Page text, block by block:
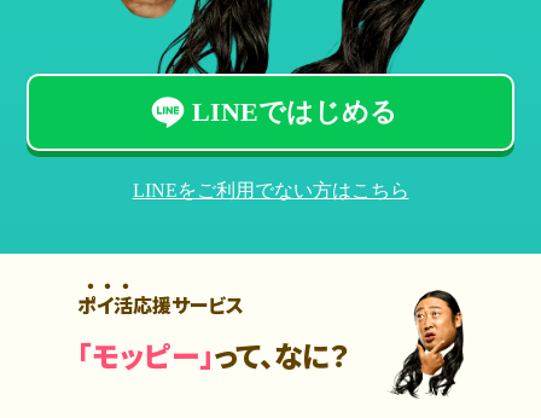
LINEではじめる
LINEをご利用でない方はこちら
ポイ活応援サービス
「モッピー」って、なに？